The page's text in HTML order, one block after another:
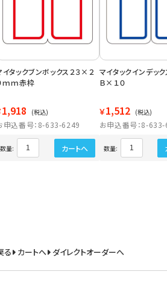
イタックブンボックス２３×２
ｍｍ赤枠
1,918 (税込)
申込番号：8-633-6249
数量: カートへ
マイタックインデック
Ｂ×１０
￥1,512 (税込)
お申込番号：8-
数量:
る カートへ ダイレクトオーダーへ